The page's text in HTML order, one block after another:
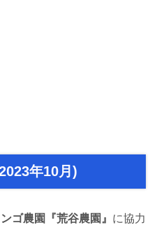
年10月)
ンゴ農園『荒谷農園』 に協力